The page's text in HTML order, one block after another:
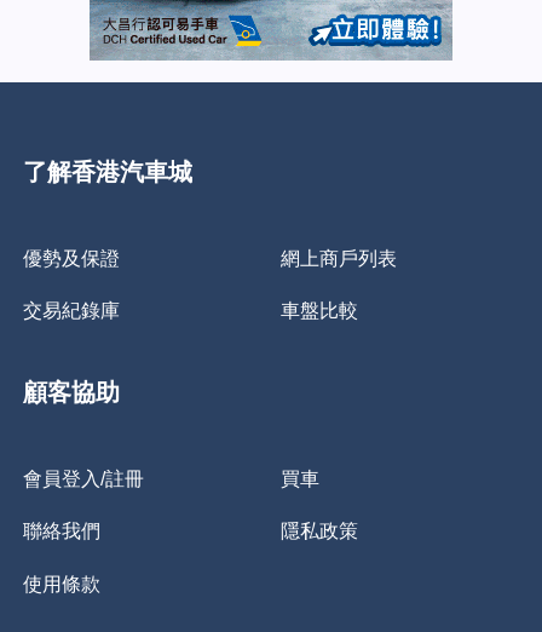
了解香港汽車城
優勢及保證 網上商戶列表
交易紀錄庫 車盤比較
顧客協助
會員登入/註冊 買車
聯絡我們 隱私政策
使用條款